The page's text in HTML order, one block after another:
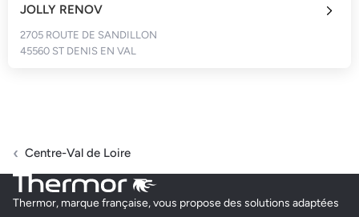
JOLLY RENOV
2705 ROUTE DE SANDILLON
45560 ST DENIS EN VAL
GUENEL BAPTISTE ANTOINE DORIAN
Centre-Val de Loire
Thermor, marque française, vous propose des solutions adaptées